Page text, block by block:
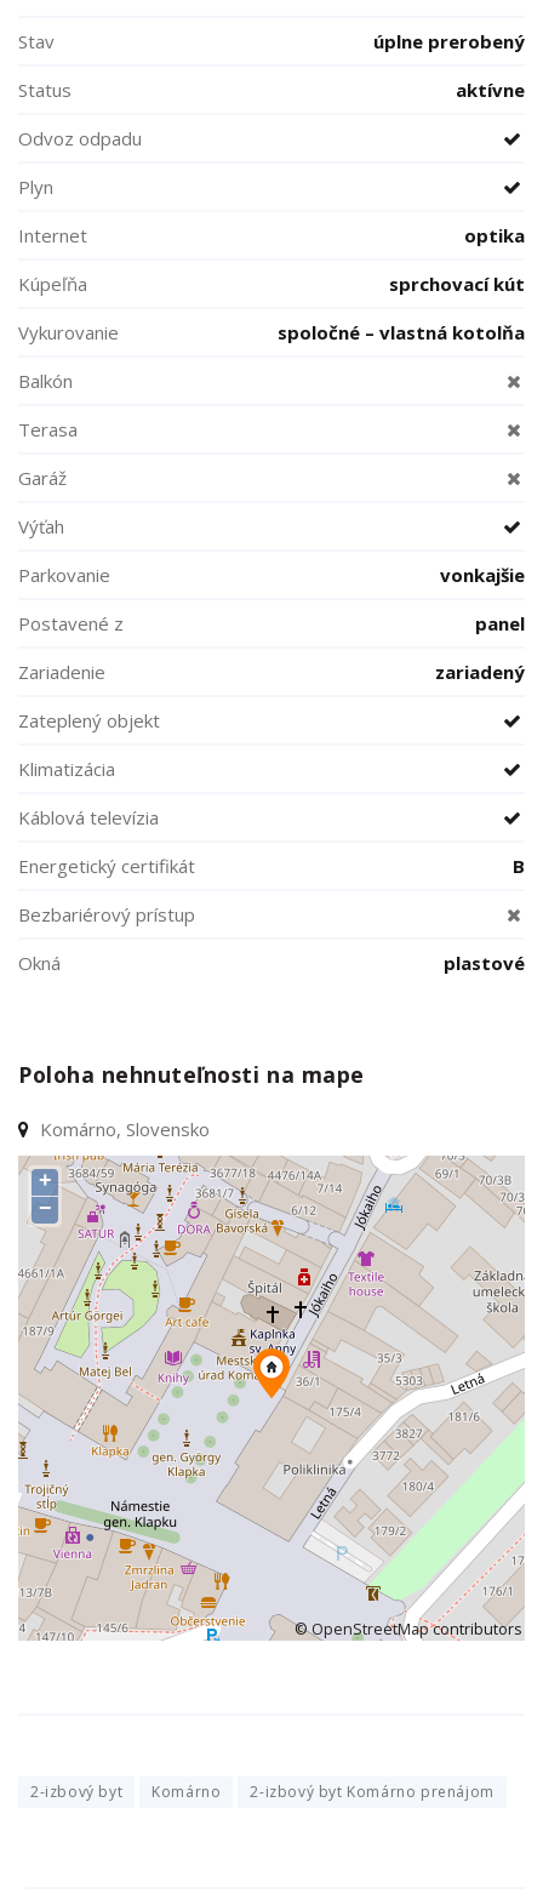
Stav
úplne prerobený
Status
aktívne
Odvoz odpadu
Plyn
Internet
optika
Kúpeľňa
sprchovací kút
Vykurovanie
spoločné – vlastná kotolňa
Balkón
Terasa
Garáž
Výťah
Parkovanie
vonkajšie
Postavené z
panel
Zariadenie
zariadený
Zateplený objekt
Klimatizácia
Káblová televízia
Energetický certifikát
B
Bezbariérový prístup
Okná
plastové
Poloha nehnuteľnosti na mape
Komárno, Slovensko
+
−
©OpenStreetMapcontributors
2-izbový byt Komárno 2-izbový byt Komárno prenájom